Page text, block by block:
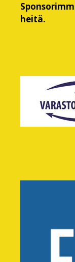
heitä.